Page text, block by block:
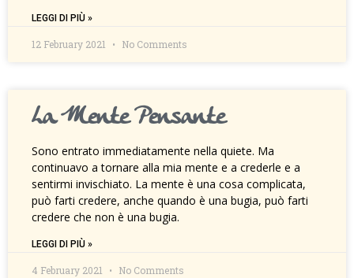
LEGGI DI PIÙ »
12 February 2021 No Comments
La Mente Pensante
Sono entrato immediatamente nella quiete. Ma
continuavo a tornare alla mia mente e a crederle e a
sentirmi invischiato. La mente è una cosa complicata,
può farti credere, anche quando è una bugia, può farti
credere che non è una bugia.
LEGGI DI PIÙ »
4 February 2021 No Comments